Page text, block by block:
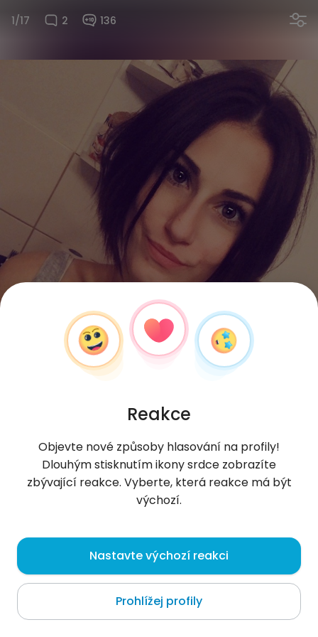
1/17 2 136
Izabela ?
Langenargen
Reakce
Objevte nové způsoby hlasování na profily!
Dlouhým stisknutím ikony srdce zobrazíte
zbývající reakce. Vyberte, která reakce má být
výchozí.
Nastavte výchozí reakci
Prohlížej profily